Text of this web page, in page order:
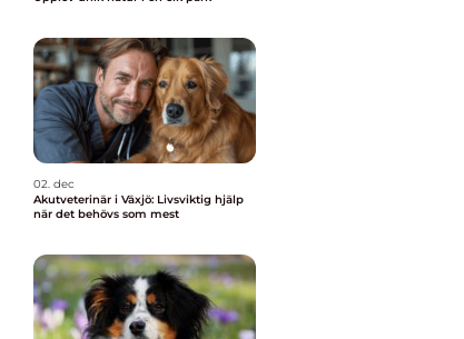
02. dec
Akutveterinär i Växjö: Livsviktig hjälp
när det behövs som mest